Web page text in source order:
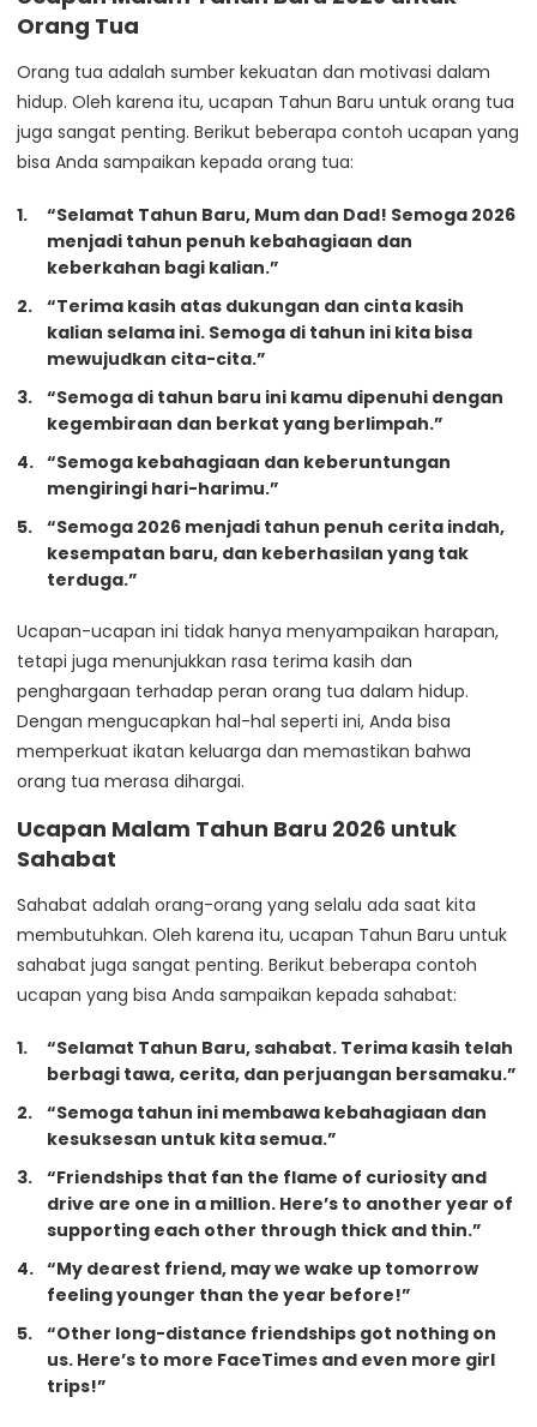
Orang Tua
Orang tua adalah sumber kekuatan dan motivasi dalam
hidup. Oleh karena itu, ucapan Tahun Baru untuk orang tua
juga sangat penting. Berikut beberapa contoh ucapan yang
bisa Anda sampaikan kepada orang tua:
“Selamat Tahun Baru, Mum dan Dad! Semoga 2026
menjadi tahun penuh kebahagiaan dan
keberkahan bagi kalian.”
“Terima kasih atas dukungan dan cinta kasih
kalian selama ini. Semoga di tahun ini kita bisa
mewujudkan cita-cita.”
“Semoga di tahun baru ini kamu dipenuhi dengan
kegembiraan dan berkat yang berlimpah.”
“Semoga kebahagiaan dan keberuntungan
mengiringi hari-harimu.”
“Semoga 2026 menjadi tahun penuh cerita indah,
kesempatan baru, dan keberhasilan yang tak
terduga.”
Ucapan-ucapan ini tidak hanya menyampaikan harapan,
tetapi juga menunjukkan rasa terima kasih dan
penghargaan terhadap peran orang tua dalam hidup.
Dengan mengucapkan hal-hal seperti ini, Anda bisa
memperkuat ikatan keluarga dan memastikan bahwa
orang tua merasa dihargai.
Ucapan Malam Tahun Baru 2026 untuk
Sahabat
Sahabat adalah orang-orang yang selalu ada saat kita
membutuhkan. Oleh karena itu, ucapan Tahun Baru untuk
sahabat juga sangat penting. Berikut beberapa contoh
ucapan yang bisa Anda sampaikan kepada sahabat:
“Selamat Tahun Baru, sahabat. Terima kasih telah
berbagi tawa, cerita, dan perjuangan bersamaku.”
“Semoga tahun ini membawa kebahagiaan dan
kesuksesan untuk kita semua.”
“Friendships that fan the flame of curiosity and
drive are one in a million. Here’s to another year of
supporting each other through thick and thin.”
“My dearest friend, may we wake up tomorrow
feeling younger than the year before!”
“Other long-distance friendships got nothing on
us. Here’s to more FaceTimes and even more girl
trips!”